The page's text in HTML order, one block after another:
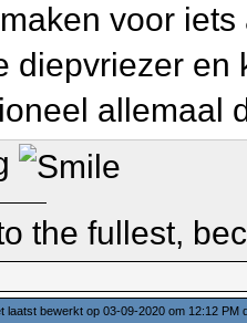
voor
diepvriezer en
allemaal
the fullest,
laatst bewerkt op 03-09-2020 om 12:12 PM